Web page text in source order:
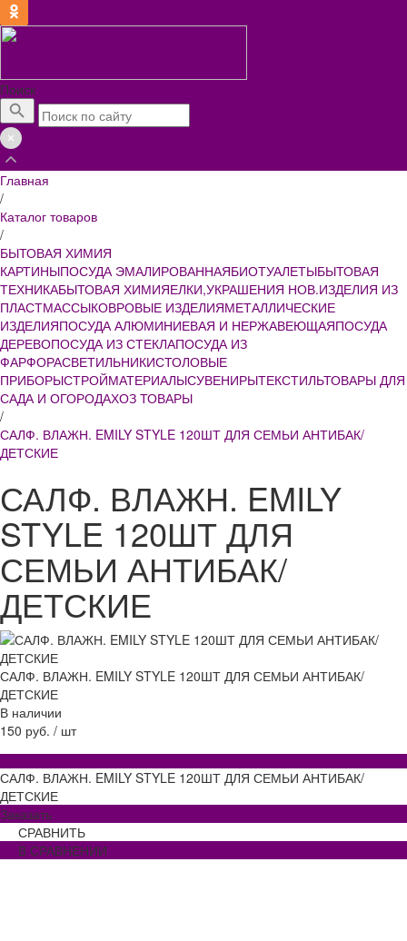
Поиск
Главная
/
Каталог товаров
/
БЫТОВАЯ ХИМИЯ
КАРТИНЫПОСУДА ЭМАЛИРОВАННАЯБИОТУАЛЕТЫБЫТОВАЯ
ТЕХНИКАБЫТОВАЯ ХИМИЯЕЛКИ,УКРАШЕНИЯ НОВ.ИЗДЕЛИЯ ИЗ
ПЛАСТМАССЫКОВРОВЫЕ ИЗДЕЛИЯМЕТАЛЛИЧЕСКИЕ
ИЗДЕЛИЯПОСУДА АЛЮМИНИЕВАЯ И НЕРЖАВЕЮЩАЯПОСУДА
ДЕРЕВОПОСУДА ИЗ СТЕКЛАПОСУДА ИЗ
ФАРФОРАСВЕТИЛЬНИКИСТОЛОВЫЕ
ПРИБОРЫСТРОЙМАТЕРИАЛЫСУВЕНИРЫТЕКСТИЛЬТОВАРЫ ДЛЯ
САДА И ОГОРОДАХОЗ ТОВАРЫ
/
САЛФ. ВЛАЖН. EMILY STYLE 120ШТ ДЛЯ СЕМЬИ АНТИБАК/
ДЕТСКИЕ
САЛФ. ВЛАЖН. EMILY
STYLE 120ШТ ДЛЯ
СЕМЬИ АНТИБАК/
ДЕТСКИЕ
САЛФ. ВЛАЖН. EMILY STYLE 120ШТ ДЛЯ СЕМЬИ АНТИБАК/
ДЕТСКИЕ
В наличии
150 руб. / шт
САЛФ. ВЛАЖН. EMILY STYLE 120ШТ ДЛЯ СЕМЬИ АНТИБАК/
ДЕТСКИЕ
Заказать
СРАВНИТЬ
В СРАВНЕНИИ